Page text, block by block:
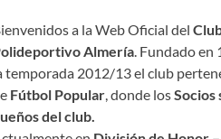
a la Web Oficial del
Almería. Fundado en
temporada 2012/13 el club
Fútbol Popular, donde losSocios
del club.